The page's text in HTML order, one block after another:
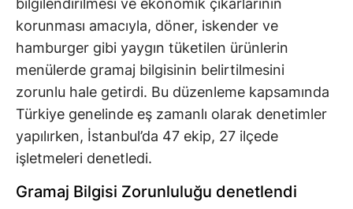
bilgilendirilmesi ve ekonomik çıkarlarının
korunması amacıyla, döner, iskender ve
hamburger gibi yaygın tüketilen ürünlerin
menülerde gramaj bilgisinin belirtilmesini
zorunlu hale getirdi. Bu düzenleme kapsamında
Türkiye genelinde eş zamanlı olarak denetimler
yapılırken, İstanbul’da 47 ekip, 27 ilçede
işletmeleri denetledi.
Gramaj Bilgisi Zorunluluğu denetlendi